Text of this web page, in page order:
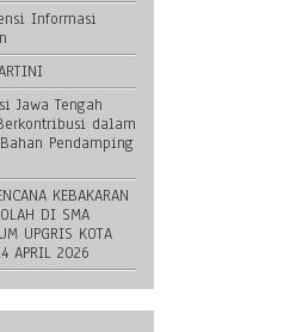
Informasi
Jawa Tengah
dalam
Pendamping
KEBAKARAN
DI SMA
UPGRIS KOTA
APRIL 2026